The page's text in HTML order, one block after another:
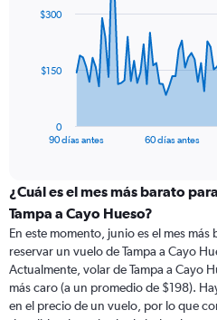
data
The
categories.
Range:
91
categories.
The
chart
has
1
90 días antes 60 días antes
0
$150
$300
¿Cuál es el mes más barato
Tampa a Cayo Hueso?
En este momento, junio es el mes
reservar un vuelo de Tampa a Cayo
Actualmente, volar de Tampa a Cayo
más caro (a un promedio de $198).
en el precio de un vuelo, por lo que